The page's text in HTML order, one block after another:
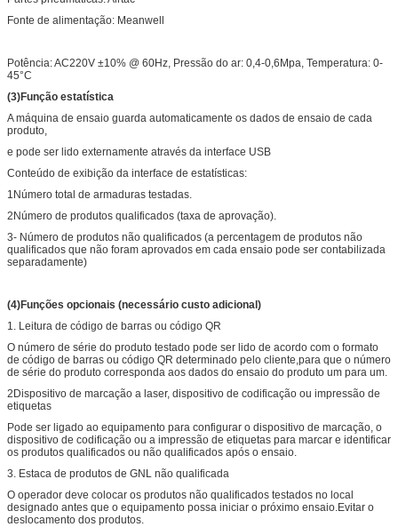
Fonte de alimentação: Meanwell
Potência: AC220V ±10% @ 60Hz, Pressão do ar: 0,4-0,6Mpa, Temperatura: 0-
45°C
(3)Função estatística
A máquina de ensaio guarda automaticamente os dados de ensaio de cada
produto,
e pode ser lido externamente através da interface USB
Conteúdo de exibição da interface de estatísticas:
1Número total de armaduras testadas.
2Número de produtos qualificados (taxa de aprovação).
3- Número de produtos não qualificados (a percentagem de produtos não
qualificados que não foram aprovados em cada ensaio pode ser contabilizada
separadamente)
(4)Funções opcionais (necessário custo adicional)
1. Leitura de código de barras ou código QR
O número de série do produto testado pode ser lido de acordo com o formato
de código de barras ou código QR determinado pelo cliente,para que o número
de série do produto corresponda aos dados do ensaio do produto um para um.
2Dispositivo de marcação a laser, dispositivo de codificação ou impressão de
etiquetas
Pode ser ligado ao equipamento para configurar o dispositivo de marcação, o
dispositivo de codificação ou a impressão de etiquetas para marcar e identificar
os produtos qualificados ou não qualificados após o ensaio.
3. Estaca de produtos de GNL não qualificada
O operador deve colocar os produtos não qualificados testados no local
designado antes que o equipamento possa iniciar o próximo ensaio.Evitar o
deslocamento dos produtos.